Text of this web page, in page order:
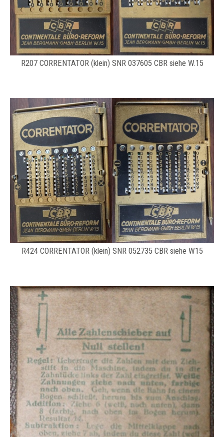
R207 CORRENTATOR (klein) SNR 037605 CBR siehe W.15
R424 CORRENTATOR (klein) SNR 052735 CBR siehe W15